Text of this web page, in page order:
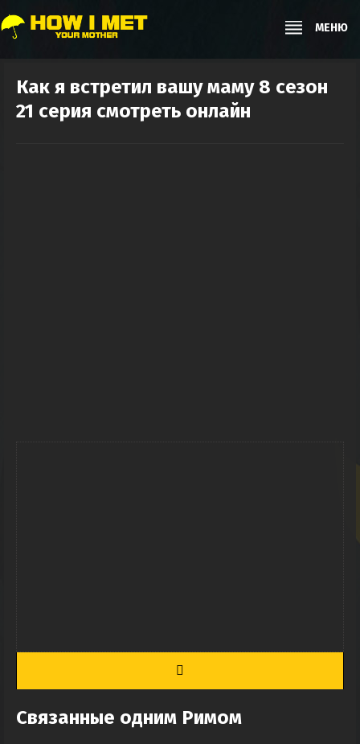
МЕНЮ
Как я встретил вашу маму 8 сезон
21 серия смотреть онлайн
Связанные одним Римом